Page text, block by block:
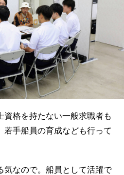
資格を持たない一般求職者も
若手船員の育成なども行って
気なので。船員として活躍で